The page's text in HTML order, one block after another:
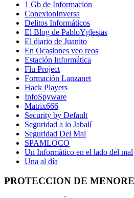
1 Gb de Informacion
ConexionInversa
Delitos Informáticos
El Blog de PabloYglesias
El diario de Juanito
En Ocasiones veo reos
Estación Informática
Flu Project
Formación Lanzanet
Hack Players
InfoSpyware
Matrix666
Security by Default
Seguridad a lo Jabalí
Seguridad Del Mal
SPAMLOCO
Un Informático en el lado del mal
Una al día
PROTECCION DE